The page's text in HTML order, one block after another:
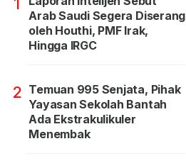
1
Arab Saudi Segera Diserang
oleh Houthi, PMF Irak,
Hingga IRGC
2 Temuan 995 Senjata, Pihak
Yayasan Sekolah Bantah
Ada Ekstrakulikuler
Menembak